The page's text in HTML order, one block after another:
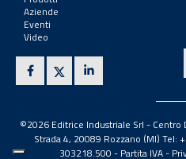
Aziende
Eventi
Video
©2026 Editrice Industriale Srl -
Strada 4, 20089 Rozzano (MI) Tel:
303218.500 - Partita IVA-